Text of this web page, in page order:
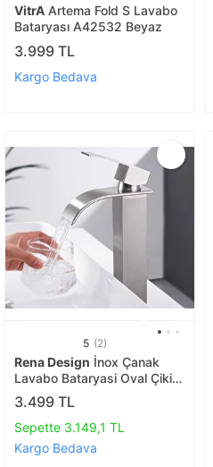
VitrA Artema Fold S Lavabo
Bataryası A42532 Beyaz
3.999 TL
Kargo Bedava
5 (2)
Rena Design İnox Çanak
Lavabo Bataryasi Oval Çikiş
Yüksek Havza Model Uzun
Çi̇ft Gi̇ri̇ş Musluk Banyo Mat
Gri̇
3.499 TL
Sepette 3.149,1 TL
Kargo Bedava